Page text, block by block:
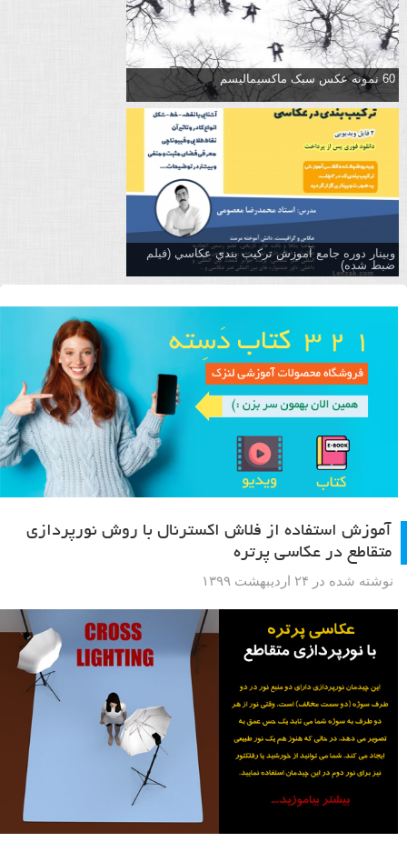
60 نمونه عکس سبک ماکسیمالیسم
وبینار دوره جامع آموزش تركيب بندي عكاسي (فیلم
ضبط شده)
آموزش استفاده از فلاش اکسترنال با روش نورپردازی
متقاطع در عکاسی پرتره
نوشته شده در ۲۴ اردیبهشت ۱۳۹۹